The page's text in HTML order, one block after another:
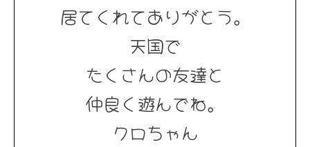
居てくれてありがとう。
天国で
たくさんの友達と
仲良く遊んでね。
クロちゃん